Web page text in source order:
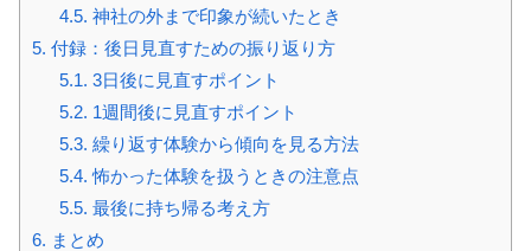
4.5. 神社の外まで印象が続いたとき
5. 付録：後日見直すための振り返り方
5.1. 3日後に見直すポイント
5.2. 1週間後に見直すポイント
5.3. 繰り返す体験から傾向を見る方法
5.4. 怖かった体験を扱うときの注意点
5.5. 最後に持ち帰る考え方
6. まとめ